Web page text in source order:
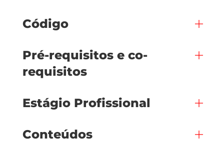
Código
Pré-requisitos e co-
requisitos
Estágio Profissional
Conteúdos